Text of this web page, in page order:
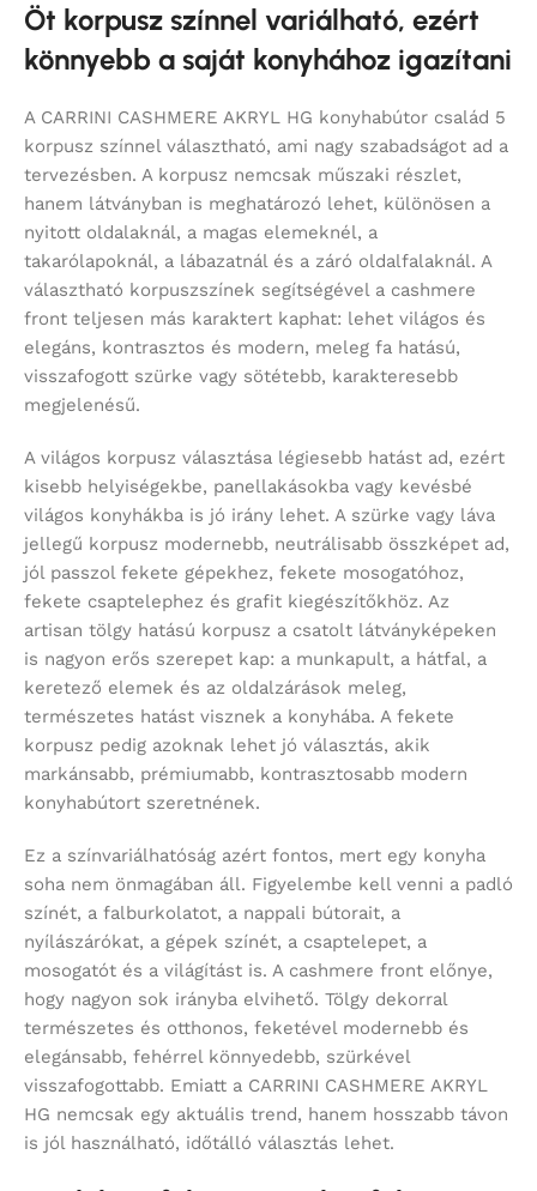
Öt korpusz színnel variálható, ezért
könnyebb a saját konyhához igazítani
A CARRINI CASHMERE AKRYL HG konyhabútor család 5
korpusz színnel választható, ami nagy szabadságot ad a
tervezésben. A korpusz nemcsak műszaki részlet,
hanem látványban is meghatározó lehet, különösen a
nyitott oldalaknál, a magas elemeknél, a
takarólapoknál, a lábazatnál és a záró oldalfalaknál. A
választható korpuszszínek segítségével a cashmere
front teljesen más karaktert kaphat: lehet világos és
elegáns, kontrasztos és modern, meleg fa hatású,
visszafogott szürke vagy sötétebb, karakteresebb
megjelenésű.
A világos korpusz választása légiesebb hatást ad, ezért
kisebb helyiségekbe, panellakásokba vagy kevésbé
világos konyhákba is jó irány lehet. A szürke vagy láva
jellegű korpusz modernebb, neutrálisabb összképet ad,
jól passzol fekete gépekhez, fekete mosogatóhoz,
fekete csaptelephez és grafit kiegészítőkhöz. Az
artisan tölgy hatású korpusz a csatolt látványképeken
is nagyon erős szerepet kap: a munkapult, a hátfal, a
keretező elemek és az oldalzárások meleg,
természetes hatást visznek a konyhába. A fekete
korpusz pedig azoknak lehet jó választás, akik
markánsabb, prémiumabb, kontrasztosabb modern
konyhabútort szeretnének.
Ez a színvariálhatóság azért fontos, mert egy konyha
soha nem önmagában áll. Figyelembe kell venni a padló
színét, a falburkolatot, a nappali bútorait, a
nyílászárókat, a gépek színét, a csaptelepet, a
mosogatót és a világítást is. A cashmere front előnye,
hogy nagyon sok irányba elvihető. Tölgy dekorral
természetes és otthonos, feketével modernebb és
elegánsabb, fehérrel könnyedebb, szürkével
visszafogottabb. Emiatt a CARRINI CASHMERE AKRYL
HG nemcsak egy aktuális trend, hanem hosszabb távon
is jól használható, időtálló választás lehet.